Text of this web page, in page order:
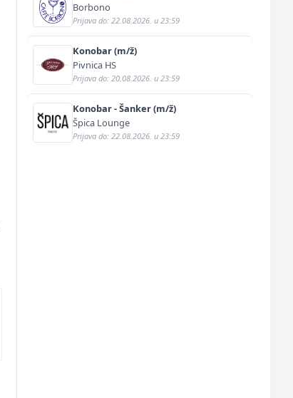
Borbono
Prijava do: 22.08.2026. u 23:59
Konobar (m/ž)
Pivnica HS
Prijava do: 20.08.2026. u 23:59
Konobar - Šanker (m/ž)
Špica Lounge
Prijava do: 22.08.2026. u 23:59